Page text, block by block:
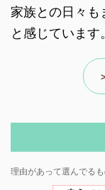
家族との日々
と感じています。
理由があって選んでるも